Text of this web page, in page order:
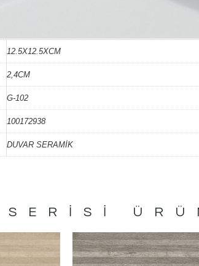
12.5X12.5XCM
2,4CM
G-102
100172938
DUVAR SERAMİK
SERISI